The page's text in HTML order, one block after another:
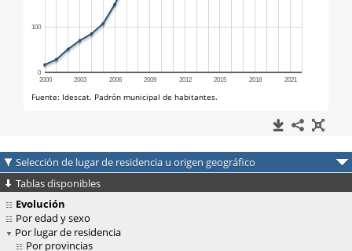
Selección de lugar de residencia u origen geográfico
Tablas disponibles
Evolución
Por edad y sexo
Por lugar de residencia
Por provincias